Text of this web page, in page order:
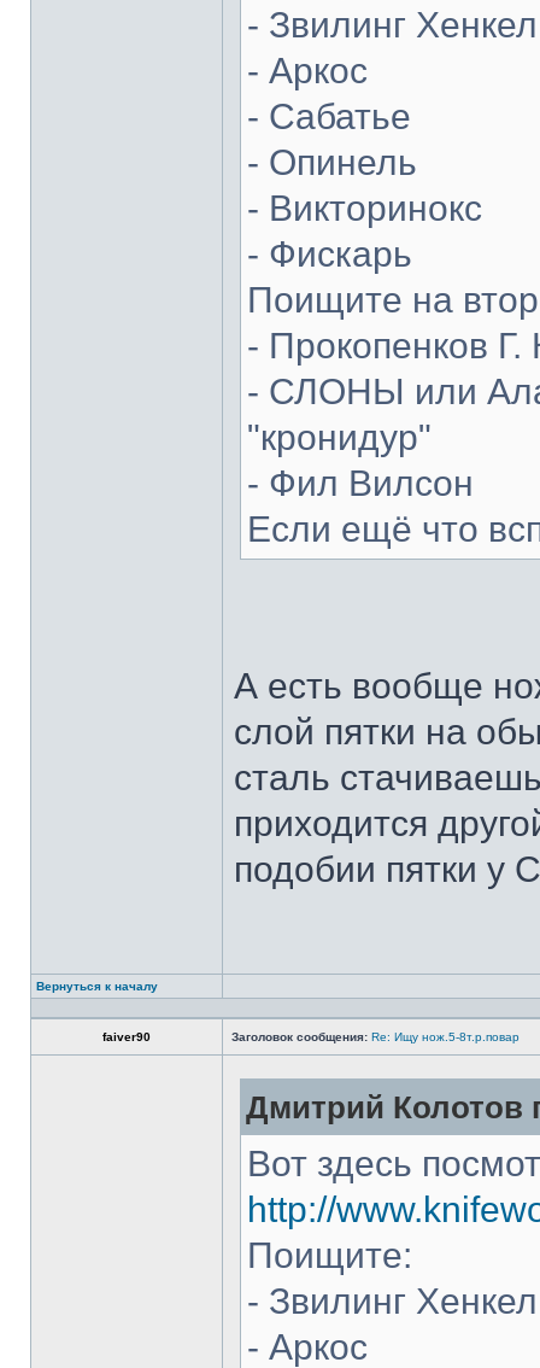
- Звилинг
- Аркос
- Сабатье
- Опинель
- Викторинокс
- Фискарь
Поищите на
- Прокопенков Г.
- СЛОНЫ или
"кронидур"
- Фил Вилсон
Если ещё что
А есть вообще
слой пятки на
сталь
приходится
подобии пятки у
Вернуться к началу
faiver90 Заголовок сообщения: Re: Ищу нож.5-8т.р.повар
Дмитрий Колотов
Вот здесь
http://
Поищите:
- Звилинг
- Аркос